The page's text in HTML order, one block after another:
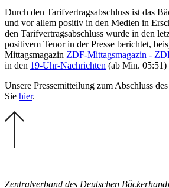
Durch den Tarifvertragsabschluss ist das
und vor allem positiv in den Medien in
den Tarifvertragsabschluss wurde in den
positivem Tenor in der Presse berichtet,
Mittagsmagazin ZDF-Mittagsmagazin -
in den 19-Uhr-Nachrichten (ab Min. 05:51)
Unsere Pressemitteilung zum Abschluss
Sie hier.
Zentralverband des Deutschen